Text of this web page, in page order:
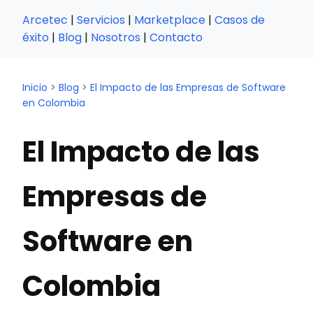
Arcetec | Servicios | Marketplace | Casos de
éxito | Blog | Nosotros | Contacto
Inicio > Blog > El Impacto de las Empresas de Software
en Colombia
El Impacto de las
Empresas de
Software en
Colombia